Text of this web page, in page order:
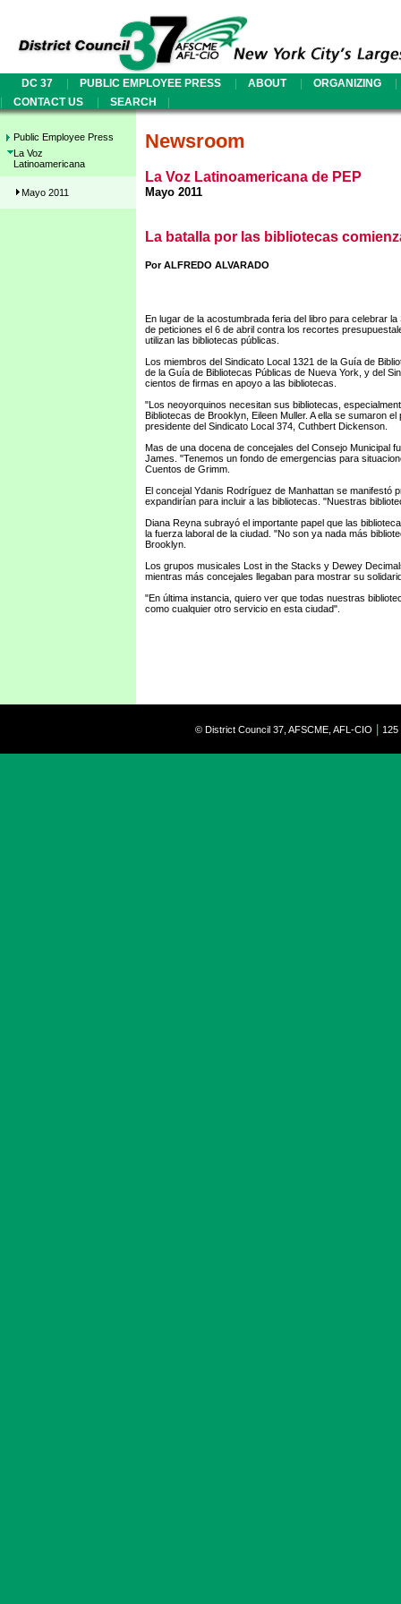
DC 37 | PUBLIC EMPLOYEE PRESS | ABOUT | ORGANIZING
|
|
CONTACT US | SEARCH |
Public Employee Press
La Voz
Latinoamericana
Mayo 2011
Newsroom
La Voz Latinoamericana de PEP
Mayo 2011
La batalla por las bibliotecas
Por ALFREDO ALVARADO
En lugar de la acostumbrada feria del libro para celebrar
de peticiones el 6 de abril contra los recortes
utilizan las bibliotecas públicas.
Los miembros del Sindicato Local 1321 de la Guía de
de la Guía de Bibliotecas Públicas de Nueva York, y del
cientos de firmas en apoyo a las bibliotecas.
"Los neoyorquinos necesitan sus bibliotecas,
Bibliotecas de Brooklyn, Eileen Muller. A ella se sumaron
presidente del Sindicato Local 374, Cuthbert Dickenson.
Mas de una docena de concejales del Consejo Municipal
James. "Tenemos un fondo de emergencias para
Cuentos de Grimm.
El concejal Ydanis Rodríguez de Manhattan se
expandirían para incluir a las bibliotecas. "Nuestras
Diana Reyna subrayó el importante papel que las
la fuerza laboral de la ciudad. "No son ya nada más
Brooklyn.
Los grupos musicales Lost in the Stacks y Dewey
mientras más concejales llegaban para mostrar su
"En última instancia, quiero ver que todas nuestras
como cualquier otro servicio en esta ciudad".
© District Council 37, AFSCME, AFL-CIO 125